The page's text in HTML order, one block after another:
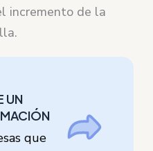
incremento de la
UN
que